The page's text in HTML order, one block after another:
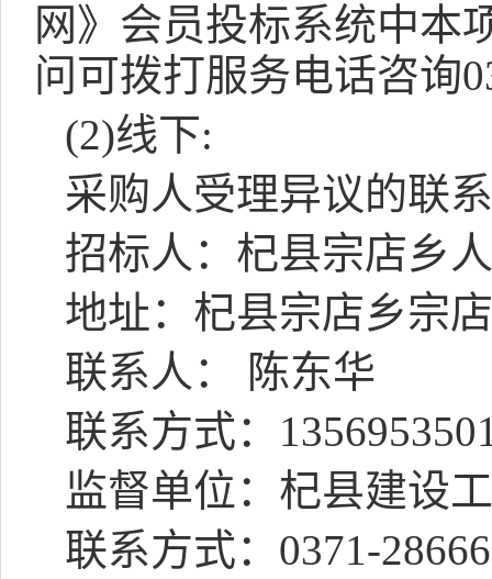
网》会员投标系统中本
问可拨打服务电话咨询
(2)线下:
采购人受理异议的联
招标人：杞县宗店乡
地址：杞县宗店乡宗
联系人： 陈东华
联系方式：
监督单位：杞县建设
联系方式： 0371-